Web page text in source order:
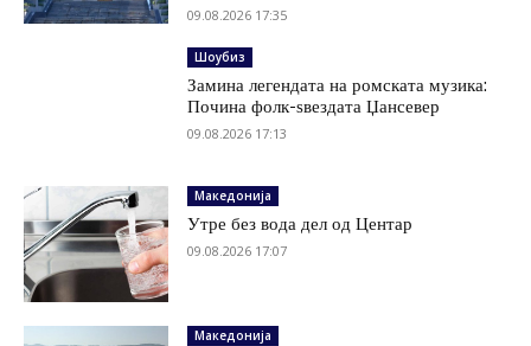
09.08.2026 17:35
Шоубиз
Замина легендата на ромската музика:
Почина фолк-ѕвездата Џансевер
09.08.2026 17:13
Македонија
Утре без вода дел од Центар
09.08.2026 17:07
Македонија